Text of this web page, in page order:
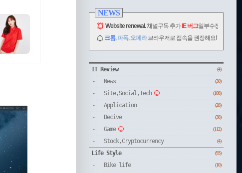
NEWS
Website renewal.채널구독 추가 IE 버그일부수정.
크롬, 파폭, 오페라브라우저로 접속을 권장해요!
CATEGORY
IT Review (4)
News (30)
Site,Social,Tech (108)
Application (28)
Decive (38)
Game (112)
Stock,Cryptocurrency (4)
Life Style (93)
Bike life (10)